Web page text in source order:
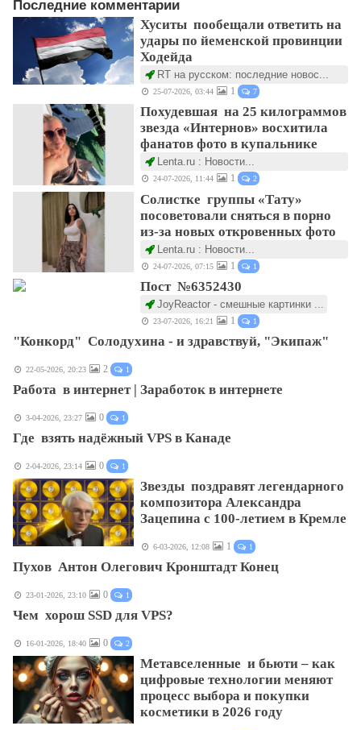
Последние комментарии
Хуситы пообещали ответить на
удары по йеменской провинции
Ходейда
RT на русском: последние новос...
25-07-2026, 03:44 1 7
Похудевшая на 25 килограммов
звезда «Интернов» восхитила
фанатов фото в купальнике
Lenta.ru : Новости...
24-07-2026, 11:44 1 2
Солистке группы «Тату»
посоветовали сняться в порно
из-за новых откровенных фото
Lenta.ru : Новости...
24-07-2026, 07:15 1 1
Пост №6352430
JoyReactor - смешные картинки ...
23-07-2026, 16:21 1 1
"Конкорд" Солодухина - и здравствуй, "Экипаж"
22-05-2026, 20:23 2 1
Работа в интернет | Заработок в интернете
3-04-2026, 23:27 0 1
Где взять надёжный VPS в Канаде
2-04-2026, 23:14 0 1
Звезды поздравят легендарного
композитора Александра
Зацепина с 100-летием в Кремле
6-03-2026, 12:08 1 1
Пухов Антон Олегович Кронштадт Конец
23-01-2026, 23:10 0 1
Чем хорош SSD для VPS?
16-01-2026, 18:40 0 2
Метавселенные и бьюти – как
цифровые технологии меняют
процесс выбора и покупки
косметики в 2026 году